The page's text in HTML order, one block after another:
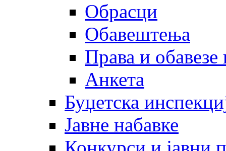
Обрасци
Обавештења
Права и
Анкета
Буџетска
Јавне набавке